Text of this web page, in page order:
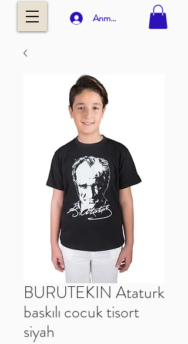
Anmelden
BURUTEKIN Ataturk
baskılı cocuk tisort
siyah